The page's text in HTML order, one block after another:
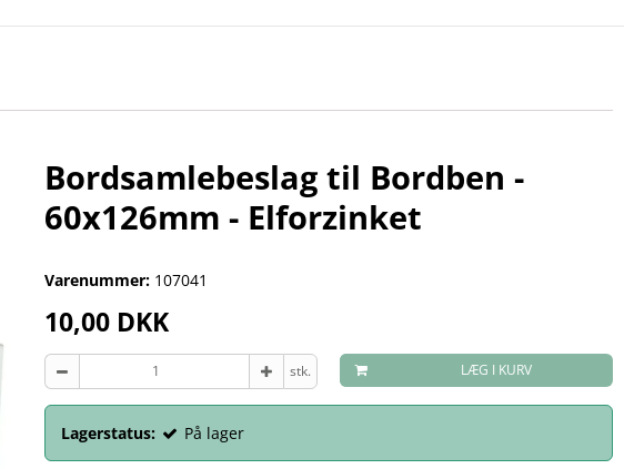
Bordsamlebeslag til Bordben -
60x126mm - Elforzinket
Varenummer: 107041
10,00 DKK
stk. LÆG I KURV
Lagerstatus: På lager